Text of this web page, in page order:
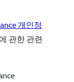
개인정
관한 관련